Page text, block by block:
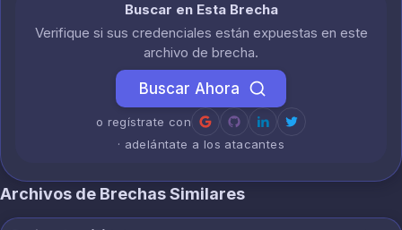
Buscar en Esta Brecha
Verifique si sus credenciales están expuestas en este
archivo de brecha.
Buscar Ahora
o regístrate con
· adelántate a los atacantes
Archivos de Brechas Similares